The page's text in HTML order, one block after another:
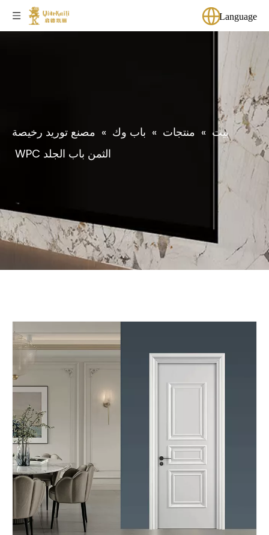
Language
بيت » منتجات » باب وك » مصنع توريد رخيصة
الثمن باب الجلد WPC